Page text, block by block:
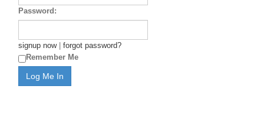
Password:
signup now| forgot password?
Remember Me